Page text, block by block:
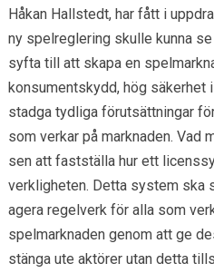
Håkan Hallstedt, har fått i
ny spelreglering skulle kunna
syfta till att skapa en
konsumentskydd, hög säkerhet
stadga tydliga förutsättningar
som verkar på marknaden. Vad
sen att fastställa hur ett
verkligheten. Detta system ska
agera regelverk för alla som
spelmarknaden genom att ge
stänga ute aktörer utan detta